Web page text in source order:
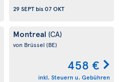
29 SEPTbis07 OKT
Montreal (CA)
von Brüssel (BE)
458 €
inkl. Steuern u. Gebühren